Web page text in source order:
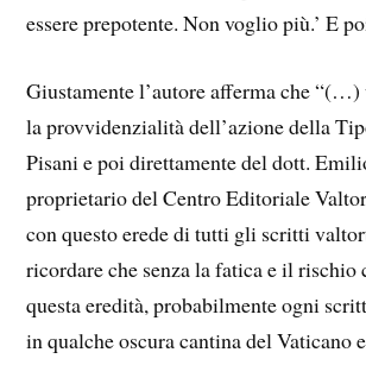
essere prepotente. Non voglio più.’ E
Giustamente l’autore afferma che
la provvidenzialità dell’azione della
Pisani e poi direttamente del dott.
proprietario del Centro Editoriale
con questo erede di tutti gli scritti
ricordare che senza la fatica e il rischio
questa eredità, probabilmente ogni
in qualche oscura cantina del Vaticano